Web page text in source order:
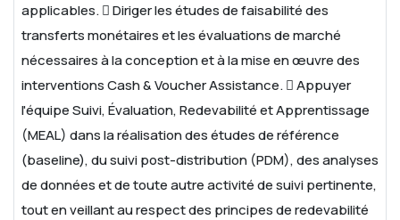
applicables. Diriger les études de faisabilité des
transferts monétaires et les évaluations de marché
nécessaires à la conception et à la mise en œuvre des
interventions Cash & Voucher Assistance. Appuyer
l'équipe Suivi, Évaluation, Redevabilité et Apprentissage
(MEAL) dans la réalisation des études de référence
(baseline), du suivi post-distribution (PDM), des analyses
de données et de toute autre activité de suivi pertinente,
tout en veillant au respect des principes de redevabilité